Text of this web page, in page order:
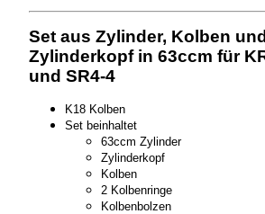
Menge
Set aus Zylinder, Kolben und
Zylinderkopf in 63ccm für
und SR4-4
K18 Kolben
Set beinhaltet
63ccm Zylinder
Zylinderkopf
Kolben
2 Kolbenringe
Kolbenbolzen